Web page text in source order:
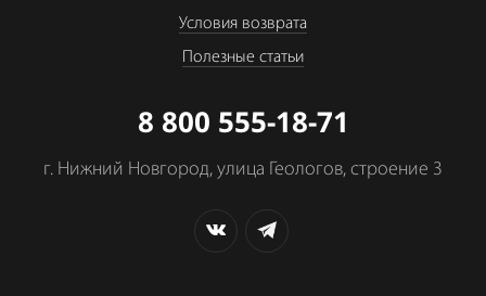
Условия возврата
Полезные статьи
8 800 555-18-71
г. Нижний Новгород, улица Геологов, строение 3